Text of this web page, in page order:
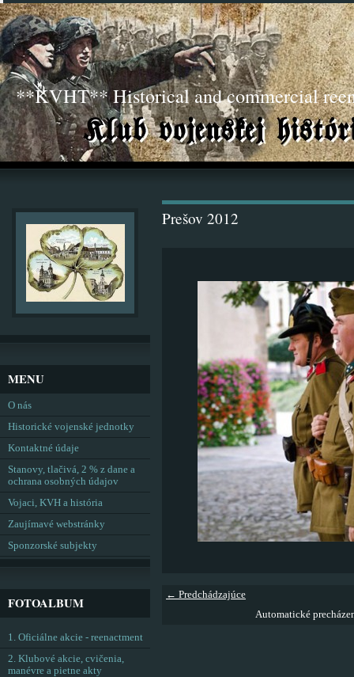
**KVHT** Historical and commercial
Prešov 2012
← Predchádzajúce
Automatické
MENU
O nás
Historické vojenské jednotky
Kontaktné údaje
Stanovy, tlačivá, 2 % z dane a
ochrana osobných údajov
Vojaci, KVH a história
Zaujímavé webstránky
Sponzorské subjekty
FOTOALBUM
1. Oficiálne akcie - reenactment
2. Klubové akcie, cvičenia,
manévre a pietne akty